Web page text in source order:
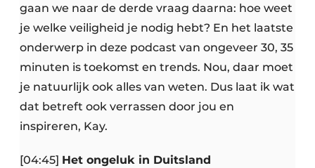
gaan we naar de derde vraag daarna: hoe weet
je welke veiligheid je nodig hebt? En het laatste
onderwerp in deze podcast van ongeveer 30, 35
minuten is toekomst en trends. Nou, daar moet
je natuurlijk ook alles van weten. Dus laat ik wat
dat betreft ook verrassen door jou en
inspireren, Kay.
[04:45] Het ongeluk in Duitsland